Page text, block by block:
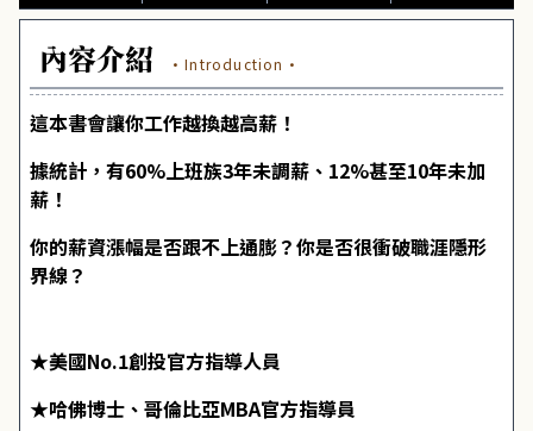
內容介紹 ·Introduction·
這本書會讓你工作越換越高薪！
據統計，有60%上班族3年未調薪、12%甚至10年未加
薪！
你的薪資漲幅是否跟不上通膨？你是否很衝破職涯隱形
界線？
★美國No.1創投官方指導人員
★哈佛博士、哥倫比亞MBA官方指導員